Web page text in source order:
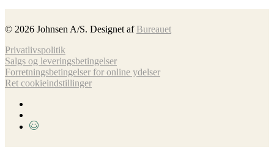
© 2026 Johnsen A/S. Designet af Bureauet
Privatlivspolitik
Salgs og leveringsbetingelser
Forretnings­betingelser for online ydelser
Ret cookieindstillinger